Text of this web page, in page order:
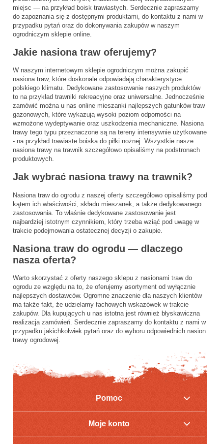
miejsc — na przykład boisk trawiastych. Serdecznie zapraszamy
do zapoznania się z dostępnymi produktami, do kontaktu z nami w
przypadku pytań oraz do dokonywania zakupów w naszym
ogrodniczym sklepie online.
Jakie nasiona traw oferujemy?
W naszym internetowym sklepie ogrodniczym można zakupić
nasiona traw, które doskonale odpowiadają charakterystyce
polskiego klimatu. Dedykowane zastosowanie naszych produktów
to na przykład trawniki rekreacyjne oraz uniwersalne. Jednocześnie
zamówić można u nas online mieszanki najlepszych gatunków traw
gazonowych, które wykazują wysoki poziom odporności na
wzmożone wydeptywanie oraz uszkodzenia mechaniczne. Nasiona
trawy tego typu przeznaczone są na tereny intensywnie użytkowane
- na przykład trawiaste boiska do piłki nożnej. Wszystkie nasze
nasiona trawy na trawnik szczegółowo opisaliśmy na podstronach
produktowych.
Jak wybrać nasiona trawy na trawnik?
Nasiona traw do ogrodu z naszej oferty szczegółowo opisaliśmy pod
kątem ich właściwości, składu mieszanek, a także dedykowanego
zastosowania. To właśnie dedykowane zastosowanie jest
najbardziej istotnym czynnikiem, który trzeba wziąć pod uwagę w
trakcie podejmowania ostatecznej decyzji o zakupie.
Nasiona traw do ogrodu — dlaczego
nasza oferta?
Warto skorzystać z oferty naszego sklepu z nasionami traw do
ogrodu ze względu na to, że oferujemy asortyment od wyłącznie
najlepszych dostawców. Ogromne znaczenie dla naszych klientów
ma także fakt, że udzielamy fachowych wskazówek w trakcie
zakupów. Dla kupujących u nas istotna jest również błyskawiczna
realizacja zamówień. Serdecznie zapraszamy do kontaktu z nami w
przypadku jakichkolwiek pytań oraz do wyboru odpowiednich nasion
trawy ogrodowej.
Pomoc
Moje konto